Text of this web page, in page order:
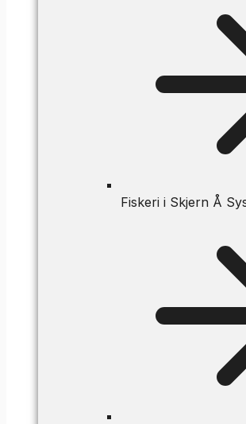
Fiskeri i Skjern Å